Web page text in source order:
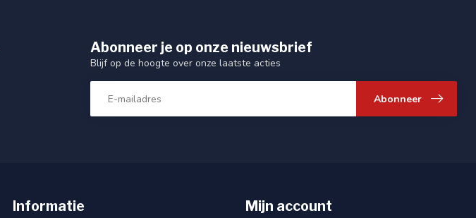
Abonneer je op onze nieuwsbrief
Blijf op de hoogte over onze laatste acties
Abonneer
Informatie Mijn account